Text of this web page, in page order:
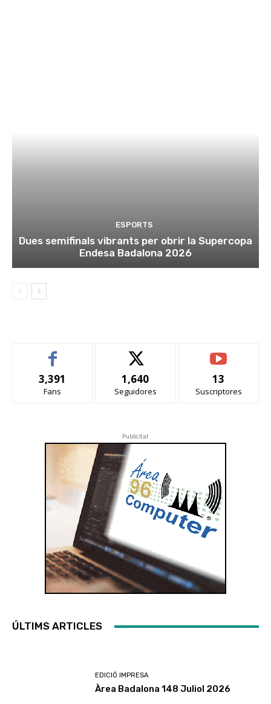
ESPORTS
Dues semifinals vibrants per obrir la Supercopa
Endesa Badalona 2026
3,391
Fans
1,640
Seguidores
13
Suscriptores
Publicitat
ÚLTIMS ARTICLES
EDICIÓ IMPRESA
Àrea Badalona 148 Juliol 2026